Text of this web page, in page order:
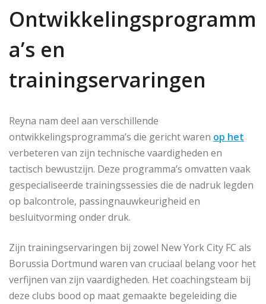
Ontwikkelingsprogramm
a’s en
trainingservaringen
Reyna nam deel aan verschillende
ontwikkelingsprogramma’s die gericht waren op het
verbeteren van zijn technische vaardigheden en
tactisch bewustzijn. Deze programma’s omvatten vaak
gespecialiseerde trainingssessies die de nadruk legden
op balcontrole, passingnauwkeurigheid en
besluitvorming onder druk.
Zijn trainingservaringen bij zowel New York City FC als
Borussia Dortmund waren van cruciaal belang voor het
verfijnen van zijn vaardigheden. Het coachingsteam bij
deze clubs bood op maat gemaakte begeleiding die